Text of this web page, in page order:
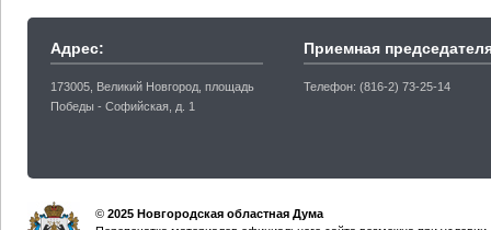
Адрес:
173005, Великий Новгород, площадь
Победы - Софийская, д. 1
Приемная
Телефон: (816-2) 73-25-14
© 2025 Новгородская областная Дума